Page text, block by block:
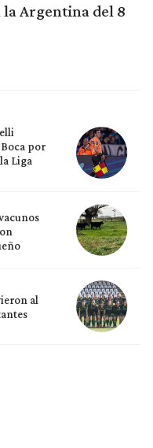
la Argentina del 8
por
Liga
al